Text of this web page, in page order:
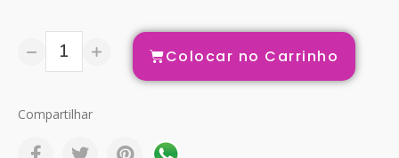
Colocar no Carrinho
Compartilhar